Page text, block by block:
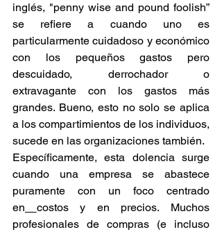
inglés, "penny wise and pound foolish”
se refiere a cuando uno es
particularmente cuidadoso y económico
con los pequeños gastos pero
descuidado, derrochador o
extravagante con los gastos más
grandes. Bueno, esto no solo se aplica
a los compartimientos de los individuos,
sucede en las organizaciones también.
Específicamente, esta dolencia surge
cuando una empresa se abastece
puramente con un foco centrado
en
costos y en precios. Muchos